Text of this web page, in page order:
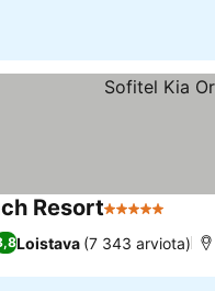
Resort5 Tähtiluokitus
Loistava (7 343 arviota)